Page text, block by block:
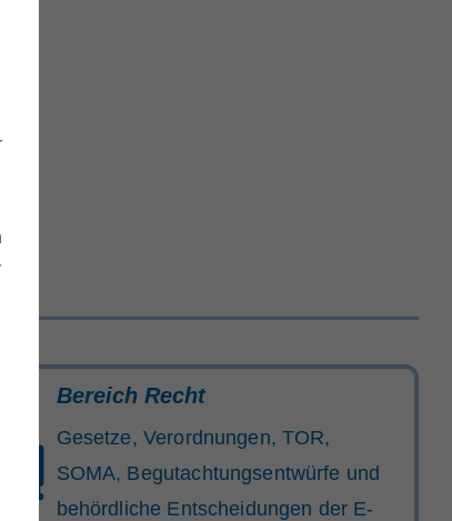
Bereich Recht
Gesetze, Verordnungen, TOR,
SOMA, Begutachtungsentwürfe und
behördliche Entscheidungen der E-